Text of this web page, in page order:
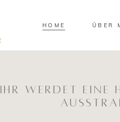
HOME ÜBER
Ihr werdet Eine